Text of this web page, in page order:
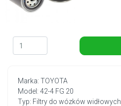
Marka: TOYOTA
Model: 42-4 FG 20
Typ: Filtry do wózków widłowych